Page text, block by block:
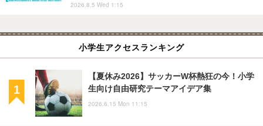
2026.8.5 Wed 1:15
小学生アクセスランキング
【夏休み2026】サッカーW杯熱狂の今！小学
生向け自由研究テーマアイデア集
2026.6.15 Mon 11:15